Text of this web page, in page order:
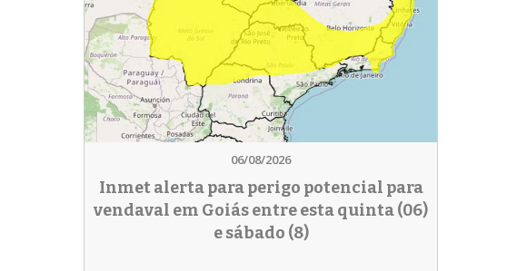
06/08/2026
Inmet alerta para perigo potencial para
vendaval em Goiás entre esta quinta (06)
e sábado (8)